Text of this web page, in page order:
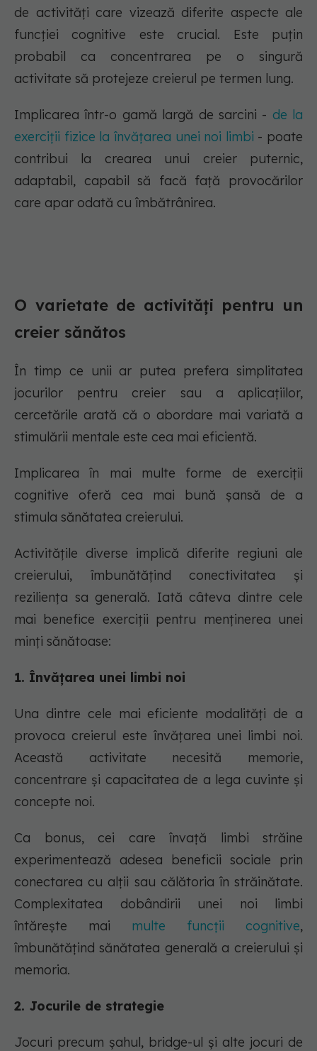
de activități care vizează diferite aspecte ale
funcției cognitive este crucial. Este puțin
probabil ca concentrarea pe o singură
activitate să protejeze creierul pe termen lung.
Implicarea într-o gamă largă de sarcini - de la
exerciții fizice la învățarea unei noi limbi - poate
contribui la crearea unui creier puternic,
adaptabil, capabil să facă față provocărilor
care apar odată cu îmbătrânirea.
O varietate de activități pentru un
creier sănătos
În timp ce unii ar putea prefera simplitatea
jocurilor pentru creier sau a aplicațiilor,
cercetările arată că o abordare mai variată a
stimulării mentale este cea mai eficientă.
Implicarea în mai multe forme de exerciții
cognitive oferă cea mai bună șansă de a
stimula sănătatea creierului.
Activitățile diverse implică diferite regiuni ale
creierului, îmbunătățind conectivitatea și
reziliența sa generală. Iată câteva dintre cele
mai benefice exerciții pentru menținerea unei
minți sănătoase:
1. Învățarea unei limbi noi
Una dintre cele mai eficiente modalități de a
provoca creierul este învățarea unei limbi noi.
Această activitate necesită memorie,
concentrare și capacitatea de a lega cuvinte și
concepte noi.
Ca bonus, cei care învață limbi străine
experimentează adesea beneficii sociale prin
conectarea cu alții sau călătoria în străinătate.
Complexitatea dobândirii unei noi limbi
întărește mai multe funcții cognitive,
îmbunătățind sănătatea generală a creierului și
memoria.
2. Jocurile de strategie
Jocuri precum șahul, bridge-ul și alte jocuri de